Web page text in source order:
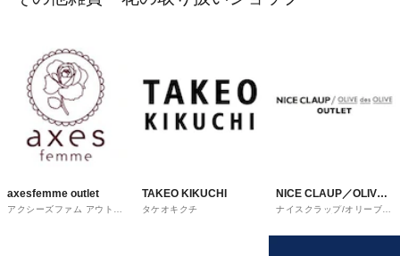
axesfemme outlet
アクシーズファム アウトレ
TAKEO KIKUCHI
タケオキクチ
NICE CLAUP／OLIVE
des OLIVE
ナイスクラップ/オリーブ・